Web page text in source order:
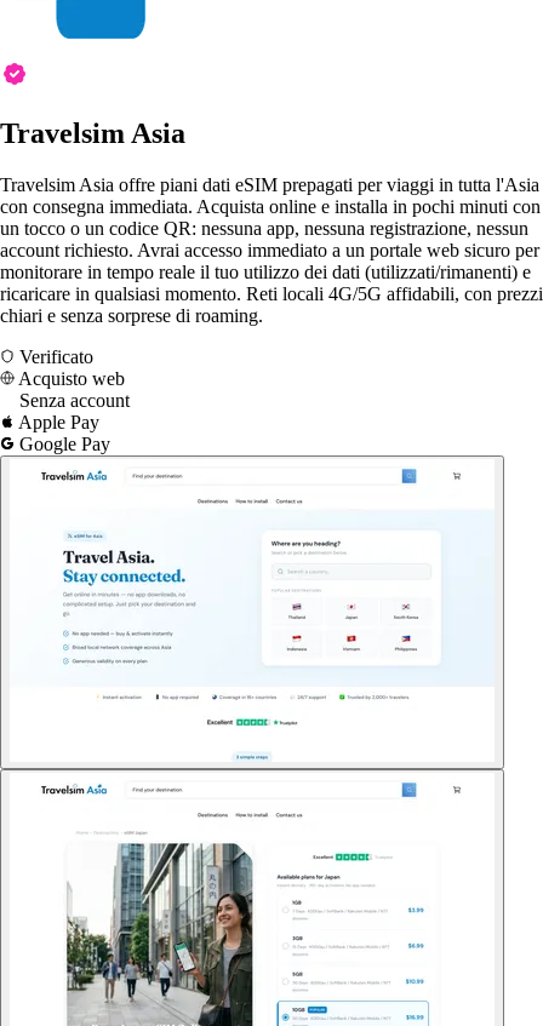
Travelsim Asia
Travelsim Asia offre piani dati eSIM prepagati per viaggi in tutta l'Asia
con consegna immediata. Acquista online e installa in pochi minuti con
un tocco o un codice QR: nessuna app, nessuna registrazione, nessun
account richiesto. Avrai accesso immediato a un portale web sicuro per
monitorare in tempo reale il tuo utilizzo dei dati (utilizzati/rimanenti) e
ricaricare in qualsiasi momento. Reti locali 4G/5G affidabili, con prezzi
chiari e senza sorprese di roaming.
Verificato
Acquisto web
Senza account
Apple Pay
Google Pay